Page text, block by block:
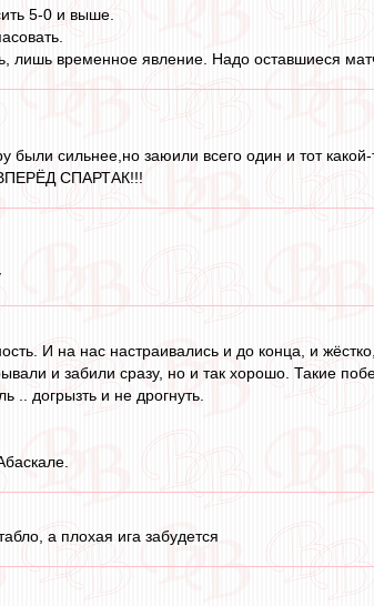
5-0 и выше.
лишь временное явление. Надо оставшиеся
были сильнее,но заюили всего один и тот
СПАРТАК!!!
И на нас настраивались и до конца, и
и забили сразу, но и так хорошо. Такие
.. догрызть и не дрогнуть.
а плохая ига забудется